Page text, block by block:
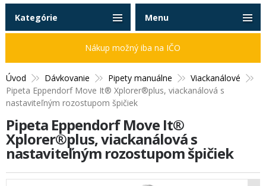
Úvod Dávkovanie Pipety manuálne
Viackanálové
Pipeta Eppendorf Move It® Xplorer®plus, viackanálová s
nastaviteľným rozostupom špičiek
Pipeta Eppendorf Move It®
Xplorer®plus, viackanálová s
nastaviteľným rozostupom špičiek
Kategórie
Nákup možný iba na IČO
Menu